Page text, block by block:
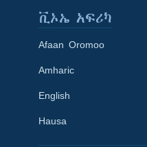
Learning English
ቪኦኤ አፍሪካ
Afaan Oromoo
Amharic
English
Hausa